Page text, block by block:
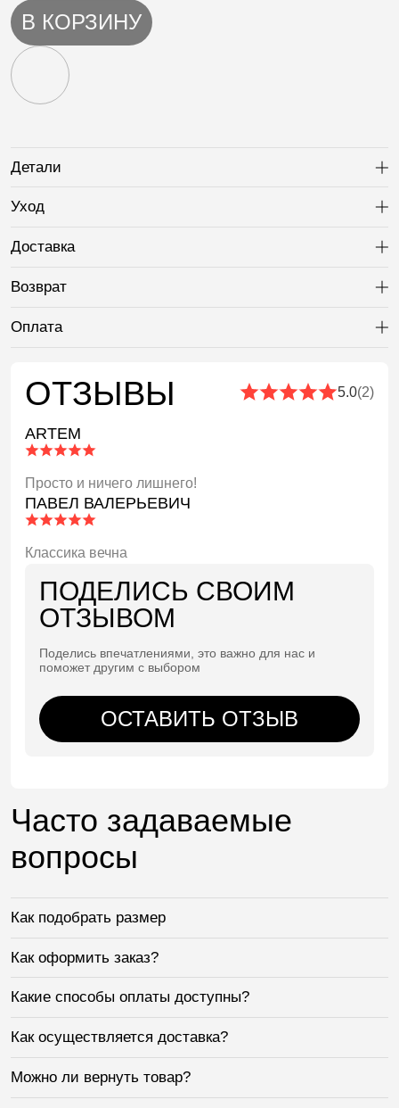
В КОРЗИНУ
Детали
Уход
Доставка
Возврат
Оплата
ОТЗЫВЫ 5.0(2)
ARTEM
Просто и ничего лишнего!
ПАВЕЛ ВАЛЕРЬЕВИЧ
Классика вечна
ПОДЕЛИСЬ СВОИМ
ОТЗЫВОМ
Поделись впечатлениями, это важно для нас и
поможет другим с выбором
ОСТАВИТЬ ОТЗЫВ
Часто задаваемые
вопросы
Как подобрать размер
Как оформить заказ?
Какие способы оплаты доступны?
Как осуществляется доставка?
Можно ли вернуть товар?